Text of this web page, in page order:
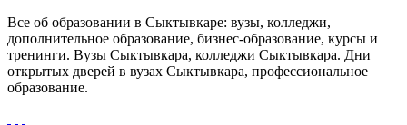
Все об образовании в Сыктывкаре: вузы, колледжи,
дополнительное образование, бизнес-образование, курсы и
тренинги. Вузы Сыктывкара, колледжи Сыктывкара. Дни
открытых дверей в вузах Сыктывкара, профессиональное
образование.